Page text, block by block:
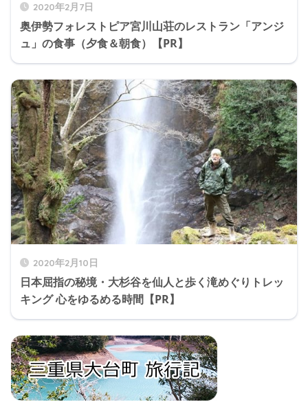
2020年2月7日
奥伊勢フォレストピア宮川山荘のレストラン「アンジ
ュ」の食事（夕食＆朝食）【PR】
2020年2月10日
日本屈指の秘境・大杉谷を仙人と歩く滝めぐりトレッ
キング 心をゆるめる時間【PR】